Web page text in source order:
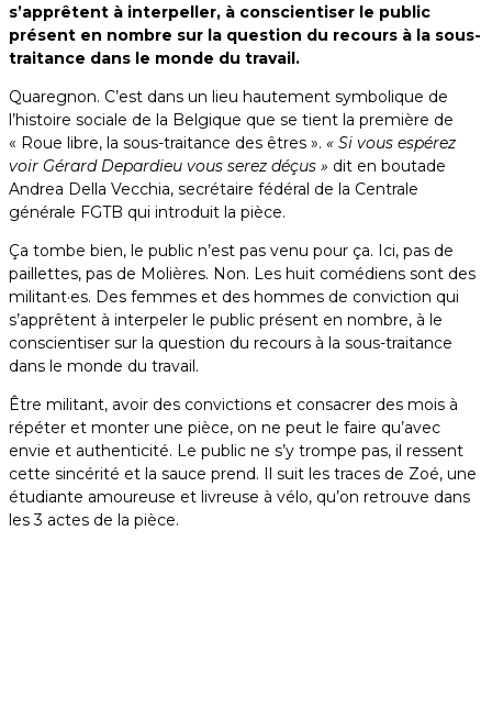
s’apprêtent à interpeller, à conscientiser le public
présent en nombre sur la question du recours à la sous-
traitance dans le monde du travail.
Quaregnon. C’est dans un lieu hautement symbolique de
l’histoire sociale de la Belgique que se tient la première de
« Roue libre, la sous-traitance des êtres ». « Si vous espérez
voir Gérard Depardieu vous serez déçus » dit en boutade
Andrea Della Vecchia, secrétaire fédéral de la Centrale
générale FGTB qui introduit la pièce.
Ça tombe bien, le public n’est pas venu pour ça. Ici, pas de
paillettes, pas de Molières. Non. Les huit comédiens sont des
militant·es. Des femmes et des hommes de conviction qui
s’apprêtent à interpeler le public présent en nombre, à le
conscientiser sur la question du recours à la sous-traitance
dans le monde du travail.
Être militant, avoir des convictions et consacrer des mois à
répéter et monter une pièce, on ne peut le faire qu’avec
envie et authenticité. Le public ne s’y trompe pas, il ressent
cette sincérité et la sauce prend. Il suit les traces de Zoé, une
étudiante amoureuse et livreuse à vélo, qu’on retrouve dans
les 3 actes de la pièce.